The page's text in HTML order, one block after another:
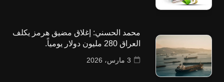
محمد الحسني: إغلاق مضيق هرمز يكلف
العراق 280 مليون دولار يومياً.
3 مارس، 2026